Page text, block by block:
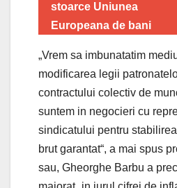
stoarce Uniunea
Europeana de bani
„Vrem sa imbunatatim
modificarea legii
contractului colectiv de
suntem in negocieri cu
sindicatului pentru
brut garantat“, a mai spus
sau, Gheorghe Barbu a